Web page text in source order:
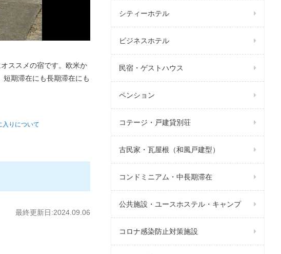
ススメの宿です。欧米か
期滞在にも長期滞在にも
入りについて
最終更新日:2024.09.06
シティーホテル
ビジネスホテル
民宿・ゲストハウス
ペンション
コテージ・戸建貸別荘
古民家・瓦屋根（和風戸建型）
コンドミニアム・中長期滞在
公共施設・ユースホステル・キャンプ
コロナ感染防止対策施設